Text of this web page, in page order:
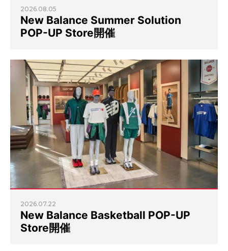
2026.08.05
New Balance Summer Solution
POP-UP Store開催
2026.07.22
New Balance Basketball POP-UP
Store開催